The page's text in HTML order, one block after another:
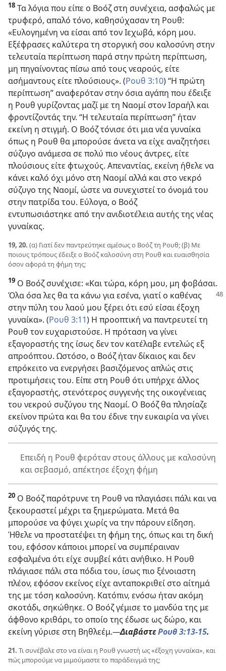
18 Τα λόγια που είπε ο Βοόζ στη συνέχεια, ασφαλώς με
τρυφερό, απαλό τόνο, καθησύχασαν τη Ρουθ:
«Ευλογημένη να είσαι από τον Ιεχωβά, κόρη μου.
Εξέφρασες καλύτερα τη στοργική σου καλοσύνη στην
τελευταία περίπτωση παρά στην πρώτη περίπτωση,
μη πηγαίνοντας πίσω από τους νεαρούς, είτε
ασήμαντους είτε πλούσιους». (Ρουθ 3:10) “Η πρώτη
περίπτωση” αναφερόταν στην όσια αγάπη που έδειξε
η Ρουθ γυρίζοντας μαζί με τη Ναομί στον Ισραήλ και
φροντίζοντάς την. “Η τελευταία περίπτωση” ήταν
εκείνη η στιγμή. Ο Βοόζ τόνισε ότι μια νέα γυναίκα
όπως η Ρουθ θα μπορούσε άνετα να είχε αναζητήσει
σύζυγο ανάμεσα σε πολύ πιο νέους άντρες, είτε
πλούσιους είτε φτωχούς. Απεναντίας, εκείνη ήθελε να
κάνει καλό όχι μόνο στη Ναομί αλλά και στο νεκρό
σύζυγο της Ναομί, ώστε να συνεχιστεί το όνομά του
στην πατρίδα του. Εύλογα, ο Βοόζ
εντυπωσιάστηκε από την ανιδιοτέλεια αυτής της νέας
γυναίκας.
19, 20. (α) Γιατί δεν παντρεύτηκε αμέσως ο Βοόζ τη Ρουθ; (β) Με
ποιους τρόπους έδειξε ο Βοόζ καλοσύνη στη Ρουθ και ευαισθησία
όσον αφορά τη φήμη της;
19 Ο Βοόζ συνέχισε: «Και τώρα, κόρη μου, μη φοβάσαι.
Όλα όσα λες θα τα κάνω για εσένα, γιατί ο καθένας
στην πύλη του λαού μου ξέρει ότι εσύ είσαι έξοχη
γυναίκα». (Ρουθ 3:11) Η προοπτική να παντρευτεί τη
Ρουθ τον ευχαριστούσε. Η πρόταση να γίνει
εξαγοραστής της ίσως δεν τον κατέλαβε εντελώς εξ
απροόπτου. Ωστόσο, ο Βοόζ ήταν δίκαιος και δεν
επρόκειτο να ενεργήσει βασιζόμενος απλώς στις
προτιμήσεις του. Είπε στη Ρουθ ότι υπήρχε άλλος
εξαγοραστής, στενότερος συγγενής της οικογένειας
του νεκρού συζύγου της Ναομί. Ο Βοόζ θα πλησίαζε
εκείνον πρώτα και θα του έδινε την ευκαιρία να γίνει
σύζυγός της.
Επειδή η Ρουθ φερόταν στους άλλους με καλοσύνη
και σεβασμό, απέκτησε έξοχη φήμη
20 Ο Βοόζ παρότρυνε τη Ρουθ να πλαγιάσει πάλι και να
ξεκουραστεί μέχρι τα ξημερώματα. Μετά θα
μπορούσε να φύγει χωρίς να την πάρουν είδηση.
Ήθελε να προστατέψει τη φήμη της, όπως και τη δική
του, εφόσον κάποιοι μπορεί να συμπέραιναν
εσφαλμένα ότι είχε συμβεί κάτι ανήθικο. Η Ρουθ
πλάγιασε πάλι στα πόδια του, ίσως πιο ξένοιαστη
πλέον, εφόσον εκείνος είχε ανταποκριθεί στο αίτημά
της με τόση καλοσύνη. Κατόπιν, ενόσω ήταν ακόμη
σκοτάδι, σηκώθηκε. Ο Βοόζ γέμισε το μανδύα της με
άφθονο κριθάρι, το οποίο της έδωσε ως δώρο, και
εκείνη γύρισε στη Βηθλεέμ.​—ΔιαβάστεΡουθ 3:13-15.
21. Τι συνέβαλε στο να είναι η Ρουθ γνωστή ως «έξοχη γυναίκα», και
πώς μπορούμε να μιμούμαστε το παράδειγμά της;